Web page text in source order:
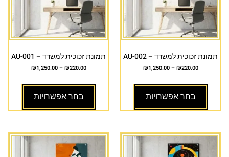
תמונת זכוכית למשרד – AU-002
₪220.00
–
₪1,250.00
בחר אפשרויות
תמונת זכוכית למשרד – AU-001
₪220.00
–
₪1,250.00
בחר אפשרויות